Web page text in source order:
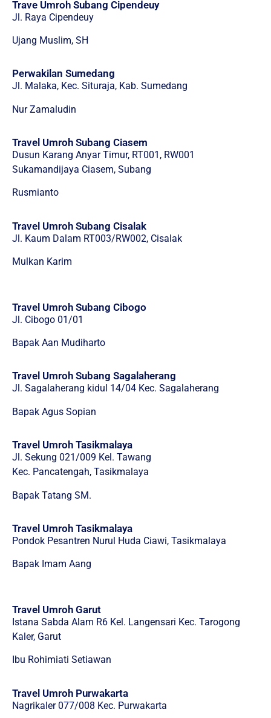
Trave Umroh Subang Cipendeuy
Jl. Raya Cipendeuy
Ujang Muslim, SH
Perwakilan Sumedang
Jl. Malaka, Kec. Situraja, Kab. Sumedang
Nur Zamaludin
Travel Umroh Subang Ciasem
Dusun Karang Anyar Timur, RT001, RW001
Sukamandijaya Ciasem, Subang
Rusmianto
Travel Umroh Subang Cisalak
Jl. Kaum Dalam RT003/RW002, Cisalak
Mulkan Karim
Travel Umroh Subang Cibogo
Jl. Cibogo 01/01
Bapak Aan Mudiharto
Travel Umroh Subang Sagalaherang
Jl. Sagalaherang kidul 14/04 Kec. Sagalaherang
Bapak Agus Sopian
Travel Umroh Tasikmalaya
Jl. Sekung 021/009 Kel. Tawang
Kec. Pancatengah, Tasikmalaya
Bapak Tatang SM.
Travel Umroh Tasikmalaya
Pondok Pesantren Nurul Huda Ciawi, Tasikmalaya
Bapak Imam Aang
Travel Umroh Garut
Istana Sabda Alam R6 Kel. Langensari Kec. Tarogong
Kaler, Garut
Ibu Rohimiati Setiawan
Travel Umroh Purwakarta
Nagrikaler 077/008 Kec. Purwakarta